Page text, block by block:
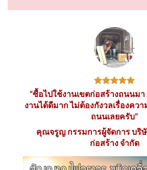
“ซื้อไปใช้งานเขตก่อสร้างถนนมา
งานได้ดีมาก ไม่ต้องกังวลเรื่องคว
ถนนเลยครับ”
คุณจรูญ กรรมการผู้จัดการ บริ
ก่อสร้าง จำกัด